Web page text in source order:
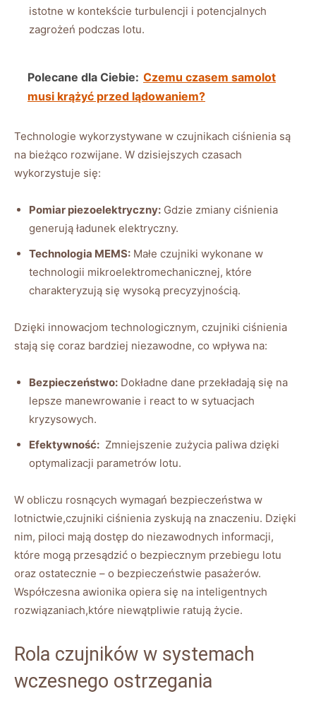
istotne w⁢ kontekście turbulencji i potencjalnych
zagrożeń podczas lotu.
Polecane dla Ciebie: Czemu czasem samolot
musi krążyć przed lądowaniem?
Technologie ‌wykorzystywane w czujnikach ‍ciśnienia są
na bieżąco rozwijane. W dzisiejszych czasach
wykorzystuje się:
Pomiar piezoelektryczny: Gdzie zmiany ciśnienia
generują ładunek elektryczny.
Technologia MEMS: Małe czujniki wykonane ‌w
technologii mikroelektromechanicznej, które
charakteryzują się ‌wysoką precyzyjnością.
Dzięki innowacjom technologicznym, czujniki ⁤ciśnienia
⁢stają się coraz bardziej niezawodne,⁣ co wpływa na:
Bezpieczeństwo: Dokładne dane ‍przekładają się ⁤na
lepsze manewrowanie i react⁣ to ​w sytuacjach
kryzysowych.
Efektywność: ​ Zmniejszenie zużycia paliwa dzięki
optymalizacji parametrów lotu.
W obliczu ⁢rosnących wymagań⁢ bezpieczeństwa w⁤
lotnictwie,czujniki ciśnienia⁣ zyskują na znaczeniu. Dzięki
nim,‍ piloci ⁢mają ‍dostęp do‍ niezawodnych informacji,
które mogą przesądzić o bezpiecznym przebiegu lotu
oraz ostatecznie – o bezpieczeństwie pasażerów.
Współczesna awionika opiera się na inteligentnych
rozwiązaniach,które niewątpliwie ratują życie.
Rola czujników w ⁣systemach
wczesnego ostrzegania